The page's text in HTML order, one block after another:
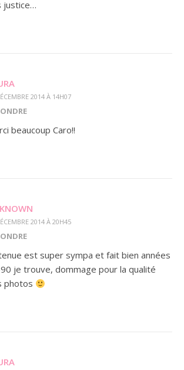
justice…
2014 À 14H07
beaucoup Caro!!
2014 À 20H45
est super sympa et fait bien années
je trouve, dommage pour la qualité
photos